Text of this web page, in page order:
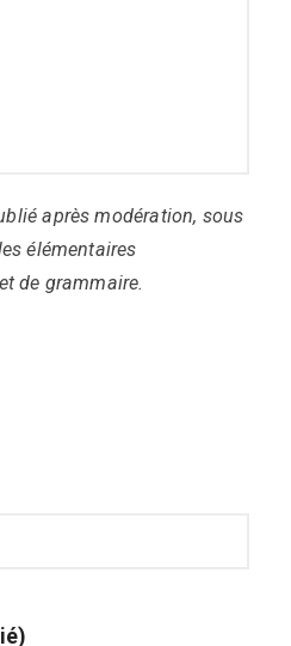
après modération, sous
élémentaires
de grammaire.